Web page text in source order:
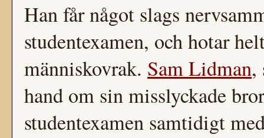
Han får något slags
studentexamen, och hotar
människovrak. Sam Lidman,
hand om sin misslyckade
studentexamen samtidigt